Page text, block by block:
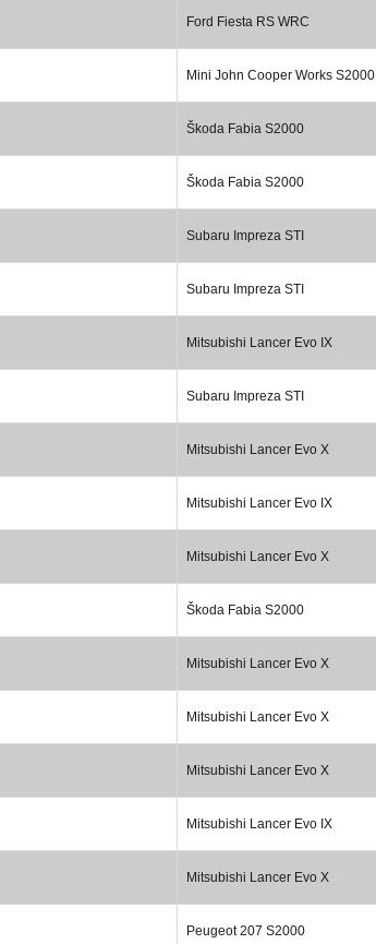
Ford Fiesta RS WRC
Mini John Cooper Works S2000
Škoda Fabia S2000
Škoda Fabia S2000
Subaru Impreza STI
Subaru Impreza STI
Mitsubishi Lancer Evo IX
Subaru Impreza STI
Mitsubishi Lancer Evo X
Mitsubishi Lancer Evo IX
Mitsubishi Lancer Evo X
Škoda Fabia S2000
Mitsubishi Lancer Evo X
Mitsubishi Lancer Evo X
Mitsubishi Lancer Evo X
Mitsubishi Lancer Evo IX
Mitsubishi Lancer Evo X
Peugeot 207 S2000